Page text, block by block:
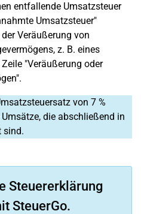
entfallende Umsatzsteuer
Umsatzsteuer"
Veräußerung von
z. B. eines
"Veräußerung oder
von 7 %
die abschließend in
sind.
Steuererklärung
SteuerGo.